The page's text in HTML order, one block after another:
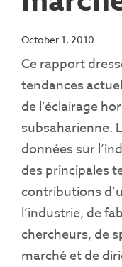
October 1, 2010
Ce rapport
tendances
de l’éclairage
subsaharienne.
données sur
des principales
contributions
l’industrie, de
chercheurs, de
marché et de